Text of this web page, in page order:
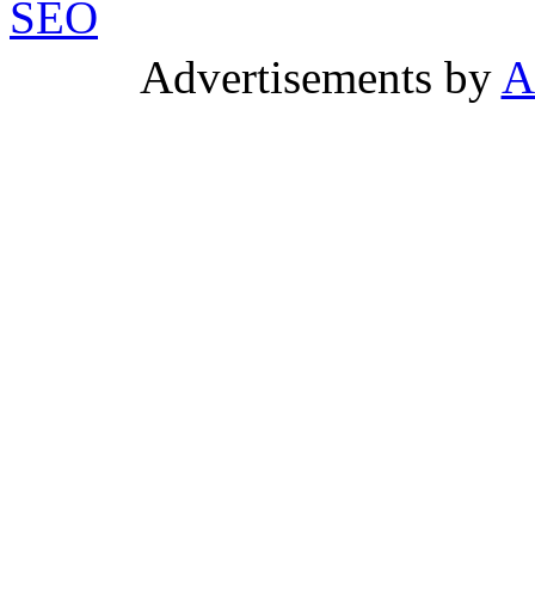
Advertisements by